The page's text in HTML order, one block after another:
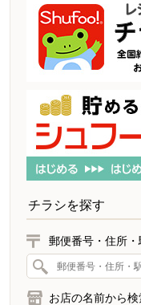
チラシを探す
郵便番号・住所
お店の名前から検